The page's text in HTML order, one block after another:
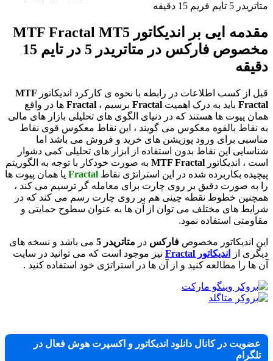
مقدمه ایی بر اندیکاتور MTF Fractal MT5
مخصوص فارکس در متاتریدر 5 در تایم 15
دقیقه
قبل از کسب اطلاعات در رابطه با نحوه ی کارکرد اندیکاتور MTF
Fractal باید به درک اهمیت Fractal برسیم ، Fractal ها در واقع
همان پیوت ها هستند که در دنیای الگوی های تحلیلی بازار های مالی
به نقاط بالقوه معکوس می گویند ، این نقاط معکوس قوی نقاط
مناسبی برای ورود پوزیشن های خرید و فروش می باشد اما
شناسایی این نقاط بدون استفاده از ابزار های تحلیلی کمی دشوار
است ، اندیکاتور MTF Fractal به صورت خودکار با توجه به الگوریتم
پیچیده بکاربرده شده در این استراتژی نقاط Fractal یا همان پیوت ها
را به صورت دقیق بر روی چارت برای معامله گر ترسیم می کند ،
همچنین خطوط نقطه چینی هم بر روی چارت رسم می کند که در
شرایط های مختلف می توان از آن ها به عنوان سطوح حمایتی و
مقاومتی استفاده نمود.
این اندیکاتور مخصوص فارکس در متاتریدر 5
می باشد و نسخه های
دیگری از
اندیکاتور Fractal
نیز موجود است که می توانید در سایت
آن ها را مطالعه کنید و از آن ها در استراتژی خود استفاده کنید .
عضویت در کانال دانلود اندیکاتور و اکسپرت هوش فعال در
تلگرام